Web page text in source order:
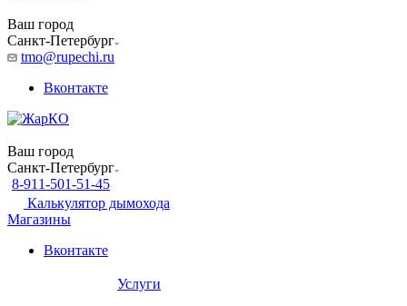
Ваш город
Санкт-Петербург
tmo@rupechi.ru
Вконтакте
Ваш город
Санкт-Петербург
8-911-501-51-45
Калькулятор дымохода
Магазины
Вконтакте
Услуги